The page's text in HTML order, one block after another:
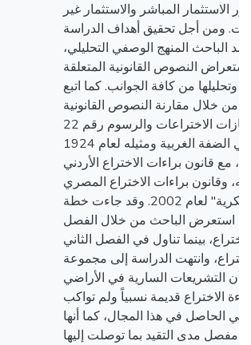
الاستثمار المباشر والاستثمار غير
ومن أجل تحقيق أهداف الدراسة
الباحث المنهج الوصفي التحليلي،
النصوص القانونية المتعلقة
وتحليلها من كافة الجوانب. كما اتبع
من خلال مقارنة النصوص القانونية
الواردة في قانون امتيازات الاختراعات والرسوم رقم 22
لسنة 1953 المطبق في الضفة الغربية ومثيله لعام 1924
مع قانون براءات الاختراع الأردني
وتعديلاته، وقانون براءات الاختراع المصري
"حماية الملكية الفكرية" لعام 2002. وقد جاءت خطة
استعرض الباحث من خلال الفصل
بينما تناول في الفصل الثاني
وانتهت الدراسة إلى مجموعة
أن التشريعات السارية في الأراضي
الاختراع قديمة نسبياً ولم تواكب
الحاصل في هذا المجال، كما أنها
مدى التقيد بما توصلت إليها